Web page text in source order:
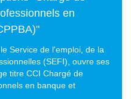
en
Service de l'emploi, de la
(SEFI), ouvre ses
titre CCI Chargé de
en banque et